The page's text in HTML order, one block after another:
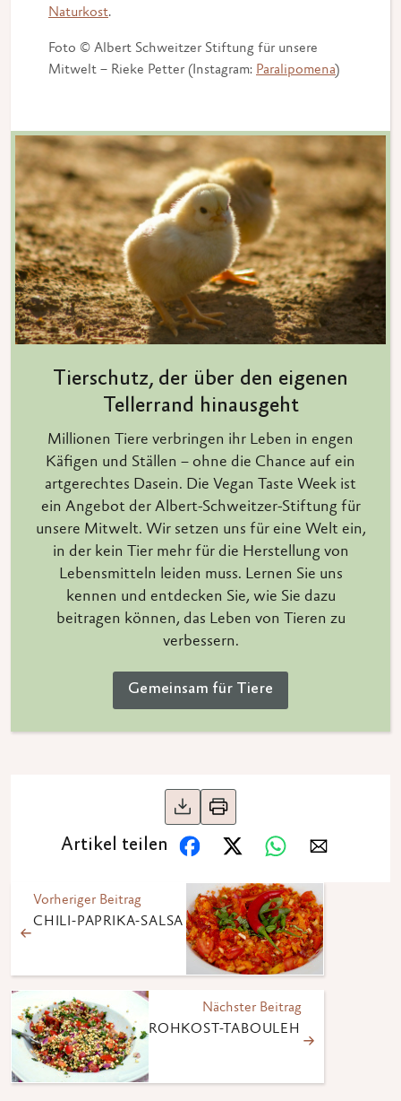
Naturkost.
Foto © Albert Schweitzer Stiftung für unsere
Mitwelt – Rieke Petter (Instagram: Paralipomena)
Tierschutz, der über den eigenen
Tellerrand hinausgeht
Millionen Tiere verbringen ihr Leben in engen
Käfigen und Ställen – ohne die Chance auf ein
artgerechtes Dasein. Die Vegan Taste Week ist
ein Angebot der Albert-Schweitzer-Stiftung für
unsere Mitwelt. Wir setzen uns für eine Welt ein,
in der kein Tier mehr für die Herstellung von
Lebensmitteln leiden muss. Lernen Sie uns
kennen und entdecken Sie, wie Sie dazu
beitragen können, das Leben von Tieren zu
verbessern.
Gemeinsam für Tiere
Artikel teilen
Vorheriger Beitrag
CHILI-PAPRIKA-SALSA
Nächster Beitrag
ROHKOST-TABOULEH